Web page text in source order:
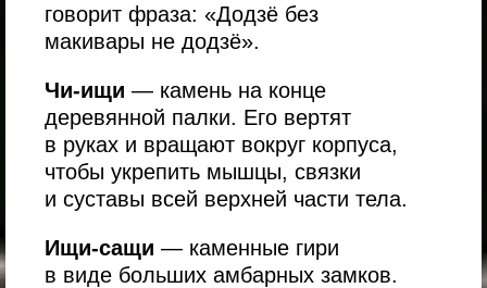
говорит фраза: «Додзё без
макивары не додзё».
Чи-ищи — камень на конце
деревянной палки. Его вертят
в руках и вращают вокруг корпуса,
чтобы укрепить мышцы, связки
и суставы всей верхней части тела.
Ищи-сащи — каменные гири
в виде больших амбарных замков.